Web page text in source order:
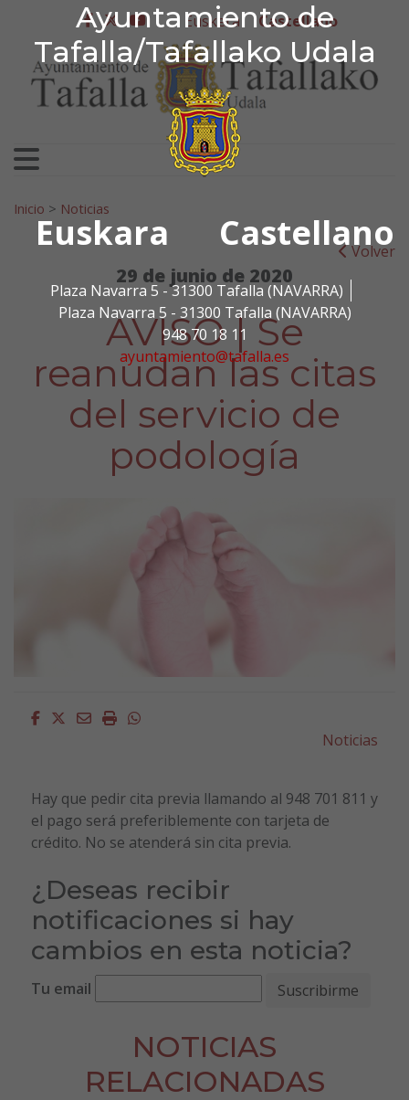
Ayuntamiento de
Tafalla/Tafallako Udala
Euskara Castellano
Plaza Navarra 5 - 31300 Tafalla (NAVARRA)
Plaza Navarra 5 - 31300 Tafalla (NAVARRA)
948 70 18 11
ayuntamiento@tafalla.es
Ir al contenido
Ayuntamiento de
facebook
twitter
youtube
Euskera Castellano
Search for:
Inicio > Noticias
Volver
29 de junio de 2020
AVISO | Se
reanudan las citas
del servicio de
podología
Facebook
Twitter
EmailImprimirWhatsapp
Noticias
Hay que pedir cita previa llamando al 948 701 811 y
el pago será preferiblemente con tarjeta de
crédito. No se atenderá sin cita previa.
¿Deseas recibir
notificaciones si hay
cambios en esta noticia?
Tu email
NOTICIAS
RELACIONADAS